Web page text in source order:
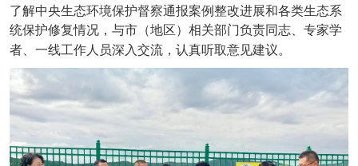
了解中央生态环境保护督察通报案例整改进展和各类生态系
统保护修复情况，与市（地区）相关部门负责同志、专家学
者、一线工作人员深入交流，认真听取意见建议。